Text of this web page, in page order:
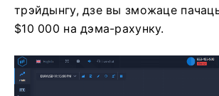
трэйдынгу, дзе вы зможаце
$10 000 на дэма-рахунку.